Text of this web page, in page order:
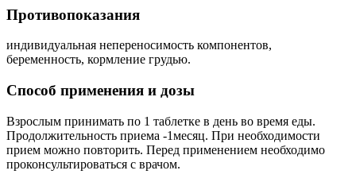
Противопоказания
индивидуальная непереносимость компонентов,
беременность, кормление грудью.
Способ применения и дозы
Взрослым принимать по 1 таблетке в день во время еды.
Продолжительность приема -1месяц. При необходимости
прием можно повторить. Перед применением необходимо
проконсультироваться с врачом.